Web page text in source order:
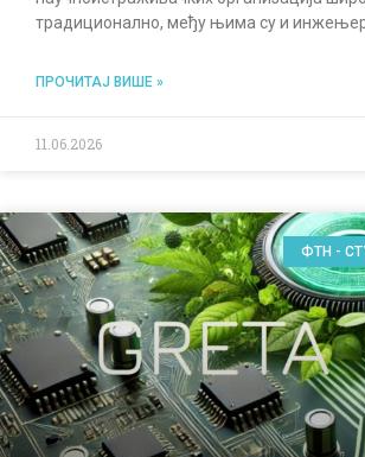
традиционално, међу њима су и
ПРОЧИТАЈ ВИШЕ »
11.06.2026
ФТН -